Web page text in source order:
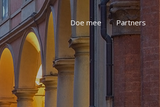
Doe mee Partners